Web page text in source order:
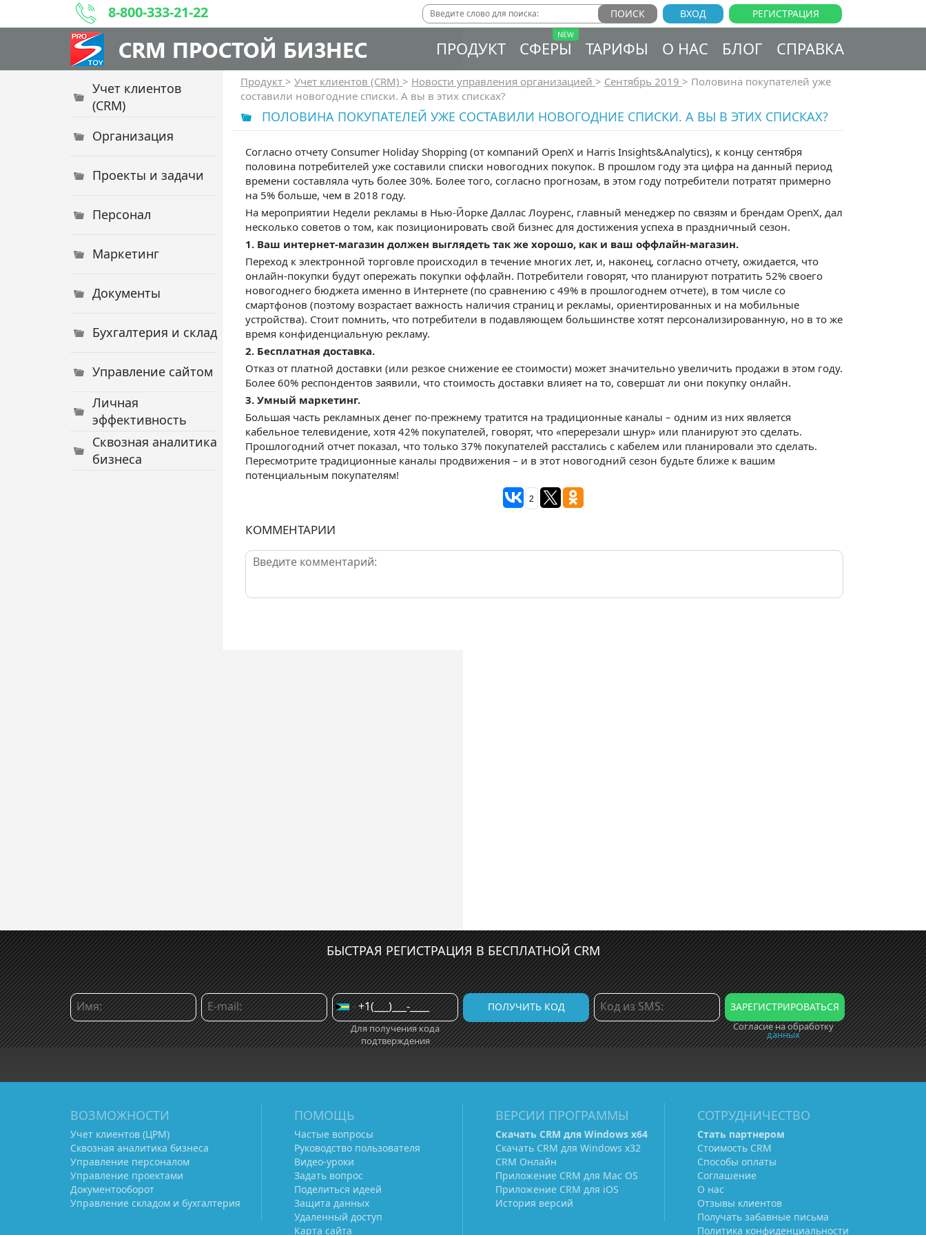
8-800-333-21-22 РЕГИСТРАЦИЯ
ВХОД
CRM ПРОСТОЙ БИЗНЕС ПРОДУКТ СФЕРЫ ТАРИФЫ О НАС БЛОГ СПРАВКА
Учет клиентов
(CRM)
Организация
Проекты и задачи
Персонал
Маркетинг
Документы
Бухгалтерия и склад
Управление сайтом
Личная
эффективность
Сквозная аналитика
бизнеса
Продукт > Учет клиентов (CRM) > Новости управления организацией > Сентябрь 2019 > Половина покупателей уже
составили новогодние списки. А вы в этих списках?
ПОЛОВИНА ПОКУПАТЕЛЕЙ УЖЕ СОСТАВИЛИ НОВОГОДНИЕ СПИСКИ. А ВЫ В ЭТИХ СПИСКАХ?
Согласно отчету Consumer Holiday Shopping (от компаний OpenX и Harris Insights&Analytics), к концу сентября
половина потребителей уже составили списки новогодних покупок. В прошлом году эта цифра на данный период
времени составляла чуть более 30%. Более того, согласно прогнозам, в этом году потребители потратят примерно
на 5% больше, чем в 2018 году.
На мероприятии Недели рекламы в Нью-Йорке Даллас Лоуренс, главный менеджер по связям и брендам OpenX, дал
несколько советов о том, как позиционировать свой бизнес для достижения успеха в праздничный сезон.
1. Ваш интернет-магазин должен выглядеть так же хорошо, как и ваш оффлайн-магазин.
Переход к электронной торговле происходил в течение многих лет, и, наконец, согласно отчету, ожидается, что
онлайн-покупки будут опережать покупки оффлайн. Потребители говорят, что планируют потратить 52% своего
новогоднего бюджета именно в Интернете (по сравнению с 49% в прошлогоднем отчете), в том числе со
смартфонов (поэтому возрастает важность наличия страниц и рекламы, ориентированных и на мобильные
устройства). Стоит помнить, что потребители в подавляющем большинстве хотят персонализированную, но в то же
время конфиденциальную рекламу.
2. Бесплатная доставка.
Отказ от платной доставки (или резкое снижение ее стоимости) может значительно увеличить продажи в этом году.
Более 60% респондентов заявили, что стоимость доставки влияет на то, совершат ли они покупку онлайн.
3. Умный маркетинг.
Большая часть рекламных денег по-прежнему тратится на традиционные каналы – одним из них является
кабельное телевидение, хотя 42% покупателей, говорят, что «перерезали шнур» или планируют это сделать.
Прошлогодний отчет показал, что только 37% покупателей расстались с кабелем или планировали это сделать.
Пересмотрите традиционные каналы продвижения – и в этот новогодний сезон будьте ближе к вашим
потенциальным покупателям!
2
КОММЕНТАРИИ
БЫСТРАЯ РЕГИСТРАЦИЯ В БЕСПЛАТНОЙ CRM
Для получения кода
подтверждения
Согласие на обработку
данных
ВОЗМОЖНОСТИ
Учет клиентов (ЦРМ)
Сквозная аналитика бизнеса
Управление персоналом
Управление проектами
Документооборот
Управление складом и бухгалтерия
ПОМОЩЬ
Частые вопросы
Руководство пользователя
Видео-уроки
Задать вопрос
Поделиться идеей
Защита данных
Удаленный доступ
Карта сайта
ВЕРСИИ ПРОГРАММЫ
Скачать CRM для Windows х64
Скачать CRM для Windows х32
CRM Онлайн
Приложение CRM для Mac OS
Приложение CRM для iOS
История версий
СОТРУДНИЧЕСТВО
Стать партнером
Стоимость CRM
Способы оплаты
Соглашение
О нас
Отзывы клиентов
Получать забавные письма
Политика конфиденциальности